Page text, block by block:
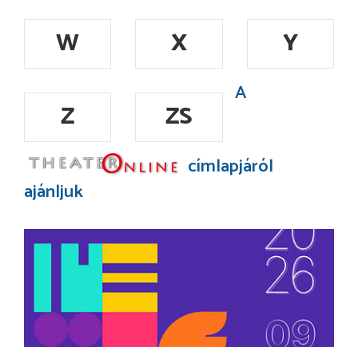
W
X
Y
Z
ZS
A
címlapjáról
ajánljuk